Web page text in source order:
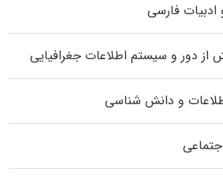
ادبیات فارسی
دور و سیستم اطلاعات جغرافیایی
و دانش شناسی